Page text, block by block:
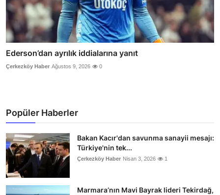
Ederson’dan ayrılık iddialarına yanıt
Çerkezköy Haber Ağustos 9, 2026 0
Popüler Haberler
Bakan Kacır'dan savunma sanayii mesajı:
Türkiye'nin tek...
Çerkezköy Haber Nisan 3, 2026 1
Marmara’nın Mavi Bayrak lideri Tekirdağ,